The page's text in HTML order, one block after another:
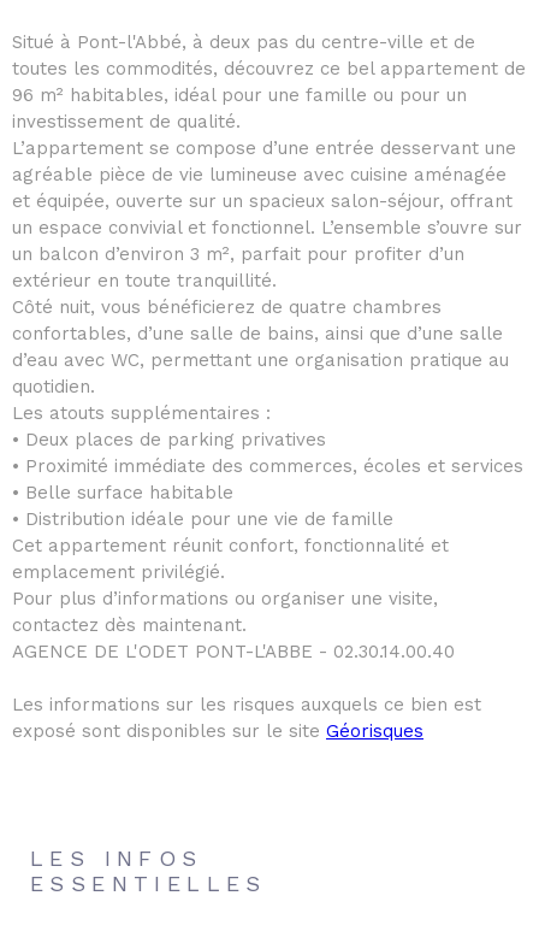
Situé à Pont-l'Abbé, à deux pas du centre-ville et de
toutes les commodités, découvrez ce bel appartement de
96 m² habitables, idéal pour une famille ou pour un
investissement de qualité.
L’appartement se compose d’une entrée desservant une
agréable pièce de vie lumineuse avec cuisine aménagée
et équipée, ouverte sur un spacieux salon-séjour, offrant
un espace convivial et fonctionnel. L’ensemble s’ouvre sur
un balcon d’environ 3 m², parfait pour profiter d’un
extérieur en toute tranquillité.
Côté nuit, vous bénéficierez de quatre chambres
confortables, d’une salle de bains, ainsi que d’une salle
d’eau avec WC, permettant une organisation pratique au
quotidien.
Les atouts supplémentaires :
• Deux places de parking privatives
• Proximité immédiate des commerces, écoles et services
• Belle surface habitable
• Distribution idéale pour une vie de famille
Cet appartement réunit confort, fonctionnalité et
emplacement privilégié.
Pour plus d’informations ou organiser une visite,
contactez dès maintenant.
AGENCE DE L'ODET PONT-L'ABBE - 02.30.14.00.40
Les informations sur les risques auxquels ce bien est
exposé sont disponibles sur le site Géorisques
LES INFOS
ESSENTIELLES